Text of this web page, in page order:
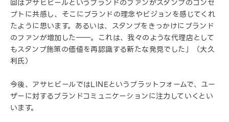
回はアサヒビールというブランドのファンがスタンプのコンセ
プトに共感し、そこにブランドの理念やビジョンを感じてくれ
たように思います。あるいは、スタンプをきっかけにブランド
のファンが増加した――。これは、我々のような代理店として
もスタンプ施策の価値を再認識する新たな発見でした」（大久
利氏）
今後、アサヒビールではLINEというプラットフォームで、ユー
ザーに対するブランドコミュニケーションに注力していくとい
います。